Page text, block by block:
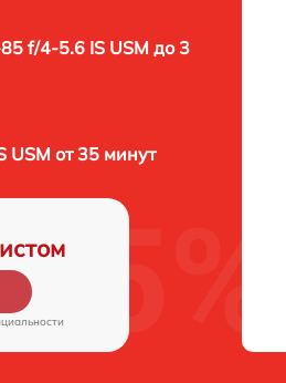
f/4-5.6 IS USM до 3
USM от 35 минут